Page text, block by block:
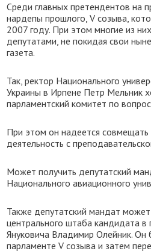
Среди главных претендентов на
нардепы прошлого, V созыва,
2007 году. При этом многие из
депутатами, не покидая свои
газета.
Так, ректор Национального
Украины в Ирпене Петр Мельник
парламентский комитет по
При этом он надеется совмещать
деятельность с
Может получить депутатский
Национального авиационного
Также депутатский мандат
центрального штаба кандидата
Януковича Владимир Олейник.
парламенте V созыва и затем